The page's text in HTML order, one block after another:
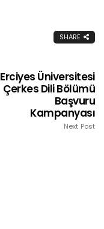
SHARE
Erciyes Üniversitesi
Çerkes Dili Bölümü
Başvuru
Kampanyası
Next Post